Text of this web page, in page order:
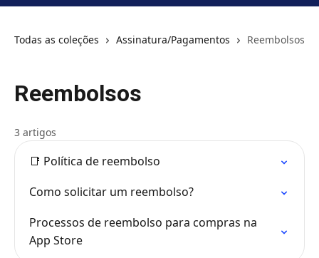
Todas as coleções Assinatura/Pagamentos Reembolsos
Reembolsos
3 artigos
📑 Política de reembolso
Como solicitar um reembolso?
Processos de reembolso para compras na
App Store